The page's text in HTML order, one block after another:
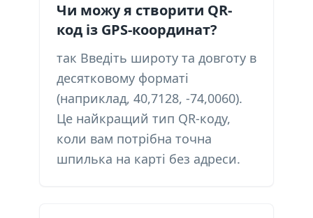
Чи можу я створити QR-
код із GPS-координат?
так Введіть широту та довготу в
десятковому форматі
(наприклад, 40,7128, -74,0060).
Це найкращий тип QR-коду,
коли вам потрібна точна
шпилька на карті без адреси.